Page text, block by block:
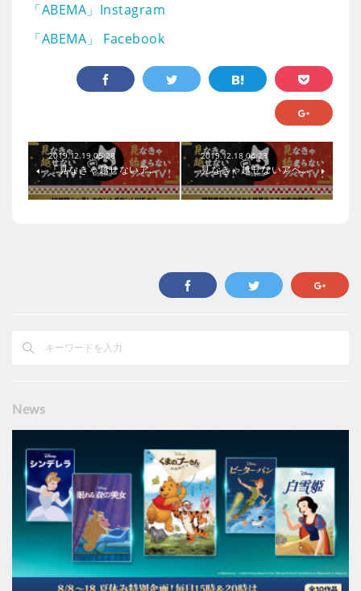
「ABEMA」Instagram
「ABEMA」 Facebook
2019.12.19 05:28
『見なきゃ越せないア…
2019.12.18 04:23
見なきゃ越せないアベ…
News